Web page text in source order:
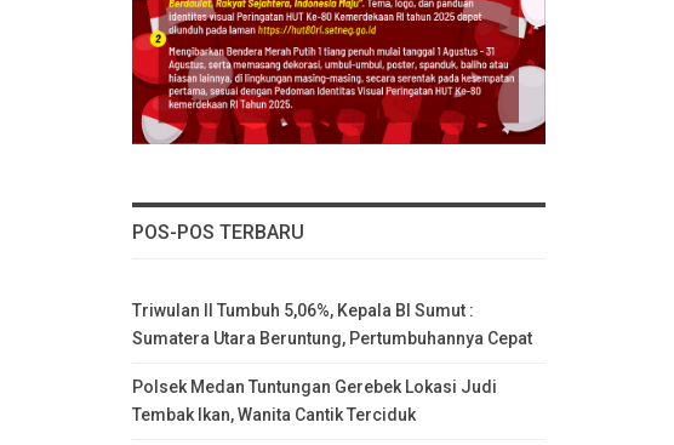
POS-POS TERBARU
Triwulan II Tumbuh 5,06%, Kepala BI Sumut :
Sumatera Utara Beruntung, Pertumbuhannya Cepat
Polsek Medan Tuntungan Gerebek Lokasi Judi
Tembak Ikan, Wanita Cantik Terciduk